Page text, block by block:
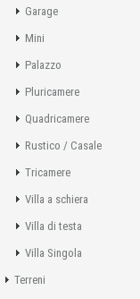
Garage
Mini
Palazzo
Pluricamere
Quadricamere
Rustico / Casale
Tricamere
Villa a schiera
Villa di testa
Villa Singola
Terreni